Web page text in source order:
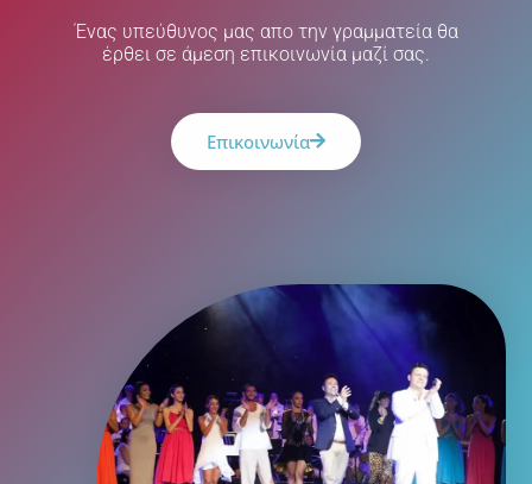
Ένας υπεύθυνος μας απο την γραμματεία θα
έρθει σε άμεση επικοινωνία μαζί σας.
Επικοινωνία